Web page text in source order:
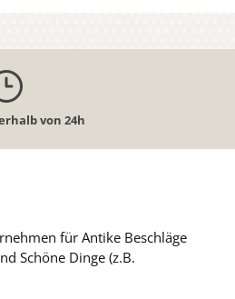
von 24h
für Antike Beschläge
Schöne Dinge (z.B.